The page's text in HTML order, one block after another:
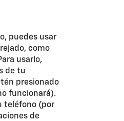
puedes usar
como
usarlo,
de tu
presionado
funcionará).
teléfono (por
de